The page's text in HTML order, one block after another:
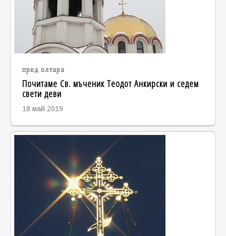
пред олтара
Почитаме Св. мъченик Теодот Анкирски и седем
свети деви
18 май 2019